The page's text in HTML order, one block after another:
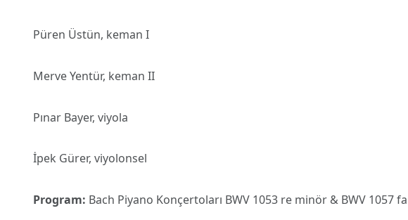
Püren Üstün, keman I
Merve Yentür, keman II
Pınar Bayer, viyola
İpek Gürer, viyolonsel
Program: Bach Piyano Konçertoları BWV 1053 re minör & BWV 1057